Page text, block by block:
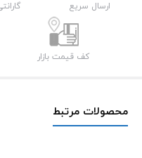
1.8
ارسال سریع
کف قیمت بازار
محصولات مرتبط